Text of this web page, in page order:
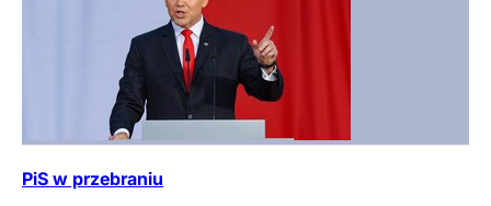
PiS w przebraniu